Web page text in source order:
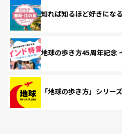
知れば知るほど好きにな
地球の歩き方45周年記念
「地球の歩き方」シリー